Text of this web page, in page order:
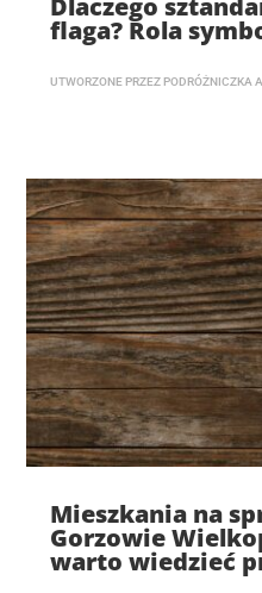
Dlaczego
flaga? Rola
UTWORZONE PRZEZ PODRÓŻNICZKA
Mieszkania na
Gorzowie
warto wiedzieć